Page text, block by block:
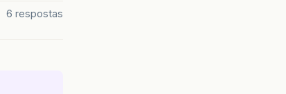
6 respostas